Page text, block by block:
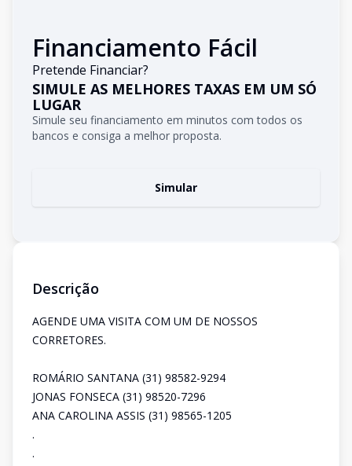
Financiamento Fácil
Pretende Financiar?
SIMULE AS MELHORES TAXAS EM UM SÓ
LUGAR
Simule seu financiamento em minutos com todos os
bancos e consiga a melhor proposta.
Simular
Descrição
AGENDE UMA VISITA COM UM DE NOSSOS
CORRETORES.
ROMÁRIO SANTANA (31) 98582-9294
JONAS FONSECA (31) 98520-7296
ANA CAROLINA ASSIS (31) 98565-1205
.
.